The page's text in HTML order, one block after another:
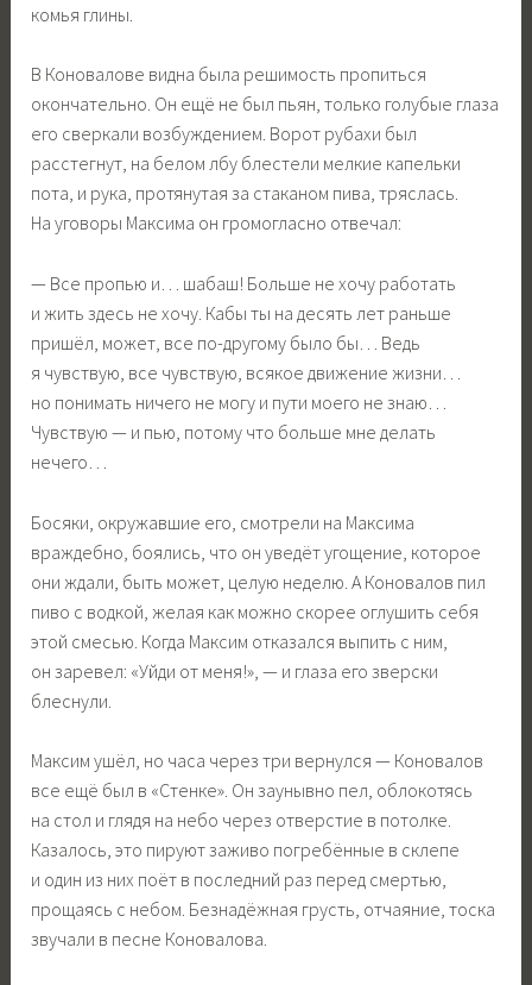
комья глины.
В Коновалове видна была решимость пропиться
окончательно. Он ещё не был пьян, только голубые глаза
его сверкали возбуждением. Ворот рубахи был
расстегнут, на белом лбу блестели мелкие капельки
пота, и рука, протянутая за стаканом пива, тряслась.
На уговоры Максима он громогласно отвечал:
— Все пропью и… шабаш! Больше не хочу работать
и жить здесь не хочу. Кабы ты на десять лет раньше
пришёл, может, все по-другому было бы… Ведь
я чувствую, все чувствую, всякое движение жизни…
но понимать ничего не могу и пути моего не знаю…
Чувствую — и пью, потому что больше мне делать
нечего…
Босяки, окружавшие его, смотрели на Максима
враждебно, боялись, что он уведёт угощение, которое
они ждали, быть может, целую неделю. А Коновалов пил
пиво с водкой, желая как можно скорее оглушить себя
этой смесью. Когда Максим отказался выпить с ним,
он заревел: «Уйди от меня!», — и глаза его зверски
блеснули.
Максим ушёл, но часа через три вернулся — Коновалов
все ещё был в «Стенке». Он заунывно пел, облокотясь
на стол и глядя на небо через отверстие в потолке.
Казалось, это пируют заживо погребённые в склепе
и один из них поёт в последний раз перед смертью,
прощаясь с небом. Безнадёжная грусть, отчаяние, тоска
звучали в песне Коновалова.